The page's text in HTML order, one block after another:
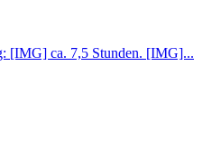
[IMG] ca. 7,5 Stunden. [IMG]...